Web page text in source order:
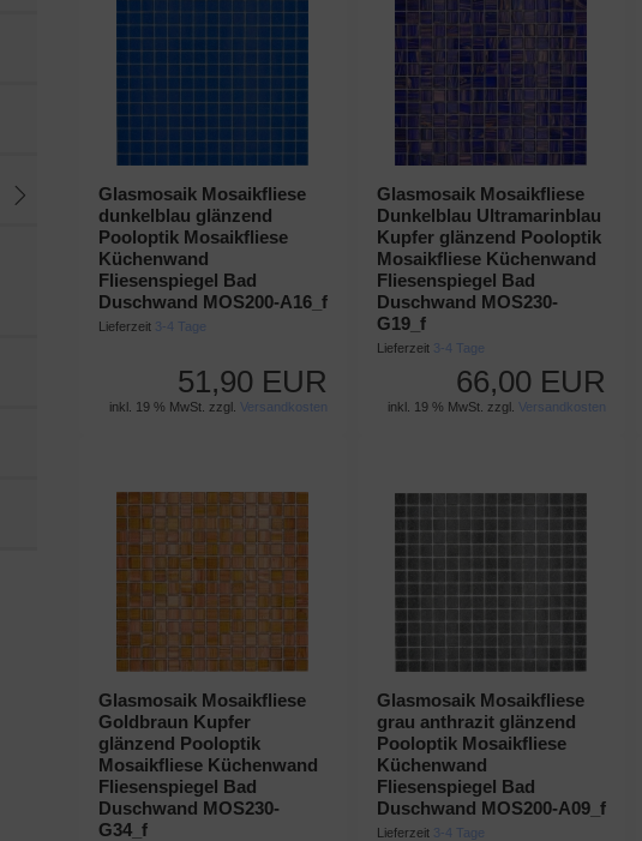
Glasmosaik Mosaikfliese
dunkelblau glänzend
Pooloptik Mosaikfliese
Küchenwand
Fliesenspiegel Bad
Duschwand MOS200-A16_f
Lieferzeit 3-4 Tage
51,90 EUR
inkl. 19 % MwSt. zzgl. Versandkosten
Glasmosaik Mosaikfliese
Dunkelblau Ultramarinblau
Kupfer glänzend Pooloptik
Mosaikfliese Küchenwand
Fliesenspiegel Bad
Duschwand MOS230-
G19_f
Lieferzeit 3-4 Tage
66,00 EUR
inkl. 19 % MwSt. zzgl.Versandkosten
Glasmosaik Mosaikfliese
Goldbraun Kupfer
glänzend Pooloptik
Mosaikfliese Küchenwand
Fliesenspiegel Bad
Duschwand MOS230-
G34_f
Glasmosaik Mosaikfliese
grau anthrazit glänzend
Pooloptik Mosaikfliese
Küchenwand
Fliesenspiegel Bad
Duschwand MOS200-A09_f
Lieferzeit 3-4 Tage